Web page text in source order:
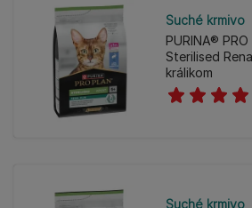
Suché krmivo
PURINA®
Sterilised
králikom
Suché krmivo